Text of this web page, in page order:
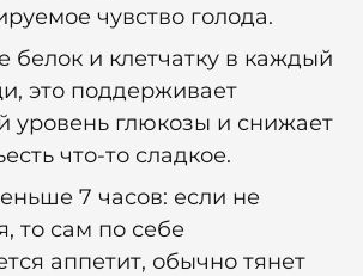
чувство голода.
белок и клетчатку в каждый
это поддерживает
уровень глюкозы и снижает
что-то сладкое.
7 часов: если не
то сам по себе
аппетит, обычно тянет